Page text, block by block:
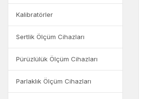
Kalibratörler
Sertlik Ölçüm Cihazları
Pürüzlülük Ölçüm Cihazları
Parlaklık Ölçüm Cihazları